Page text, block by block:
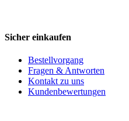
Sicher einkaufen
Bestellvorgang
Fragen & Antworten
Kontakt zu uns
Kundenbewertungen